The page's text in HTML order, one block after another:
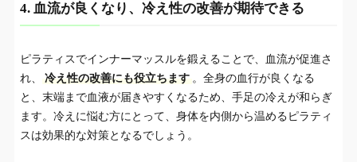
4. 血流が良くなり、冷え性の改善が期待できる
ピラティスでインナーマッスルを鍛えることで、血流が促進さ
れ、
冷え性の改善にも役立ちます 。全身の血行が良くなる
と、末端まで血液が届きやすくなるため、手足の冷えが和らぎ
ます。冷えに悩む方にとって、身体を内側から温めるピラティ
スは効果的な対策となるでしょう。